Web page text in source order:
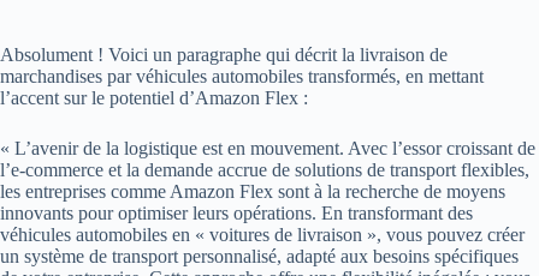
Absolument ! Voici un paragraphe qui décrit la livraison de
marchandises par véhicules automobiles transformés, en mettant
l’accent sur le potentiel d’Amazon Flex :
« L’avenir de la logistique est en mouvement. Avec l’essor croissant de
l’e-commerce et la demande accrue de solutions de transport flexibles,
les entreprises comme Amazon Flex sont à la recherche de moyens
innovants pour optimiser leurs opérations. En transformant des
véhicules automobiles en « voitures de livraison », vous pouvez créer
un système de transport personnalisé, adapté aux besoins spécifiques